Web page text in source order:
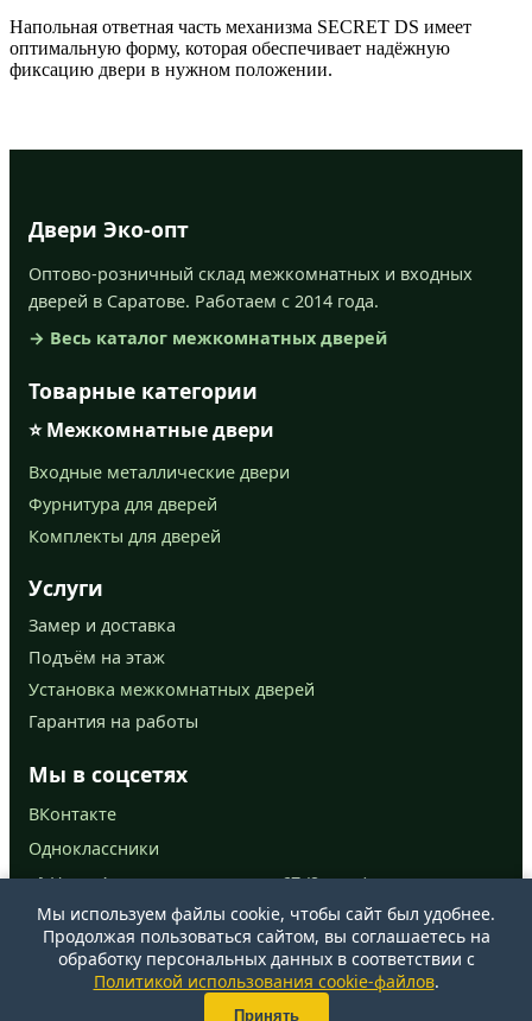
Напольная ответная часть механизма SECRET DS имеет
оптимальную форму, которая обеспечивает надёжную
фиксацию двери в нужном положении.
Мы используем файлы cookie, чтобы сайт был удобнее.
Продолжая пользоваться сайтом, вы соглашаетесь на
обработку персональных данных в соответствии с
Политикой использования cookie-файлов.
Принять
Двери Эко-опт
Оптово-розничный склад межкомнатных и входных
дверей в Саратове. Работаем с 2014 года.
→ Весь каталог межкомнатных дверей
Товарные категории
⭐ Межкомнатные двери
Входные металлические двери
Фурнитура для дверей
Комплекты для дверей
Услуги
Замер и доставка
Подъём на этаж
Установка межкомнатных дверей
Гарантия на работы
Мы в соцсетях
ВКонтакте
Одноклассники
📍 Ново-Астраханское шоссе, 67 (2 этаж)
📞+7 (927) 279-34-03
© 2025 Двери Эко-опт. Все права защищены.